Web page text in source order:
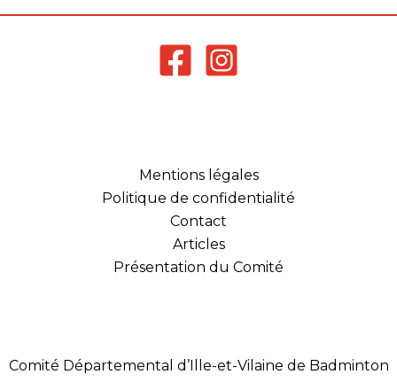
Mentions légales
Politique de confidentialité
Contact
Articles
Présentation du Comité
Comité Départemental d’Ille-et-Vilaine de Badminton